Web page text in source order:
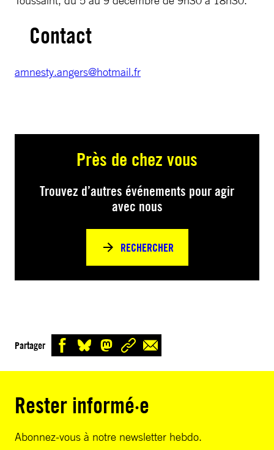
Contact
amnesty.angers@hotmail.fr
Près de chez vous
Trouvez d’autres événements pour agir
avec nous
RECHERCHER
Partager
Rester informé·e
Abonnez-vous à notre newsletter hebdo.